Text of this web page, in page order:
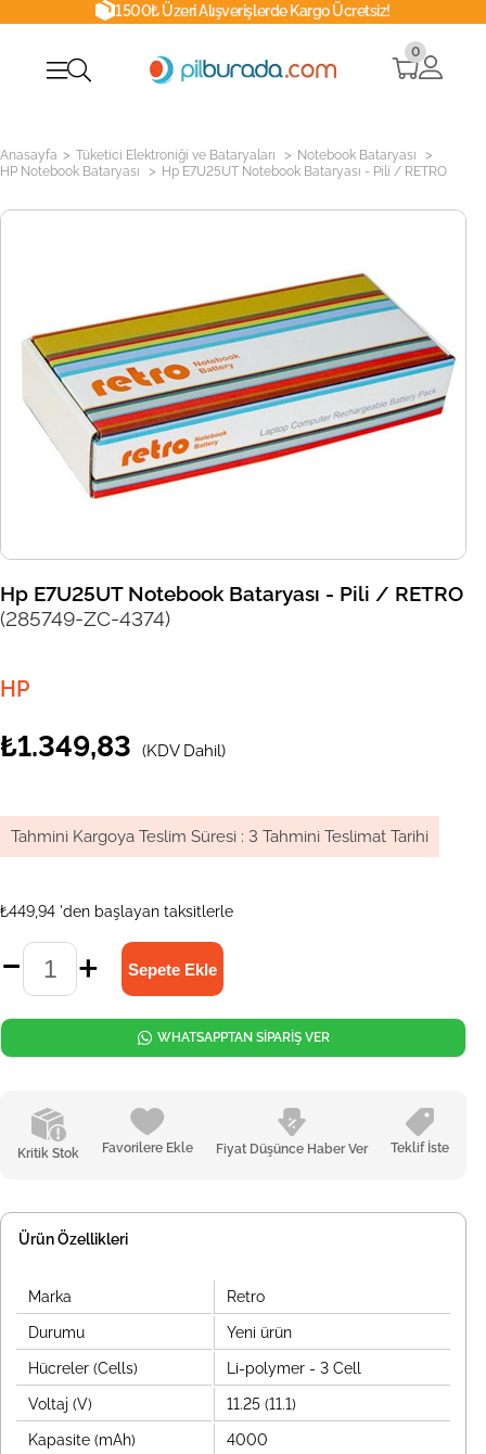
1500₺ Üzeri Alışverişlerde Kargo Ücretsiz!
0
Anasayfa > Tüketici Elektroniği ve Bataryaları > Notebook Bataryası >
HP Notebook Bataryası > Hp E7U25UT Notebook Bataryası - Pili / RETRO
Hp E7U25UT Notebook Bataryası - Pili / RETRO
(285749-ZC-4374)
HP
₺1.349,83 (KDV Dahil)
Tahmini Kargoya Teslim Süresi : 3 Tahmini Teslimat Tarihi
₺449,94 'den başlayan taksitlerle
Kritik Stok Favorilere Ekle Fiyat Düşünce Haber Ver Teklif İste
WHATSAPPTAN SİPARİŞ VER
Ürün Özellikleri
Marka Retro
Durumu Yeni ürün
Hücreler (Cells) Li-polymer - 3 Cell
Voltaj (V) 11.25 (11.1)
Kapasite (mAh) 4000